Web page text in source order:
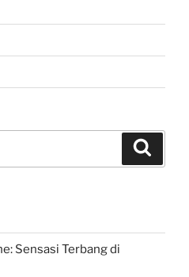
Sensasi Terbang di